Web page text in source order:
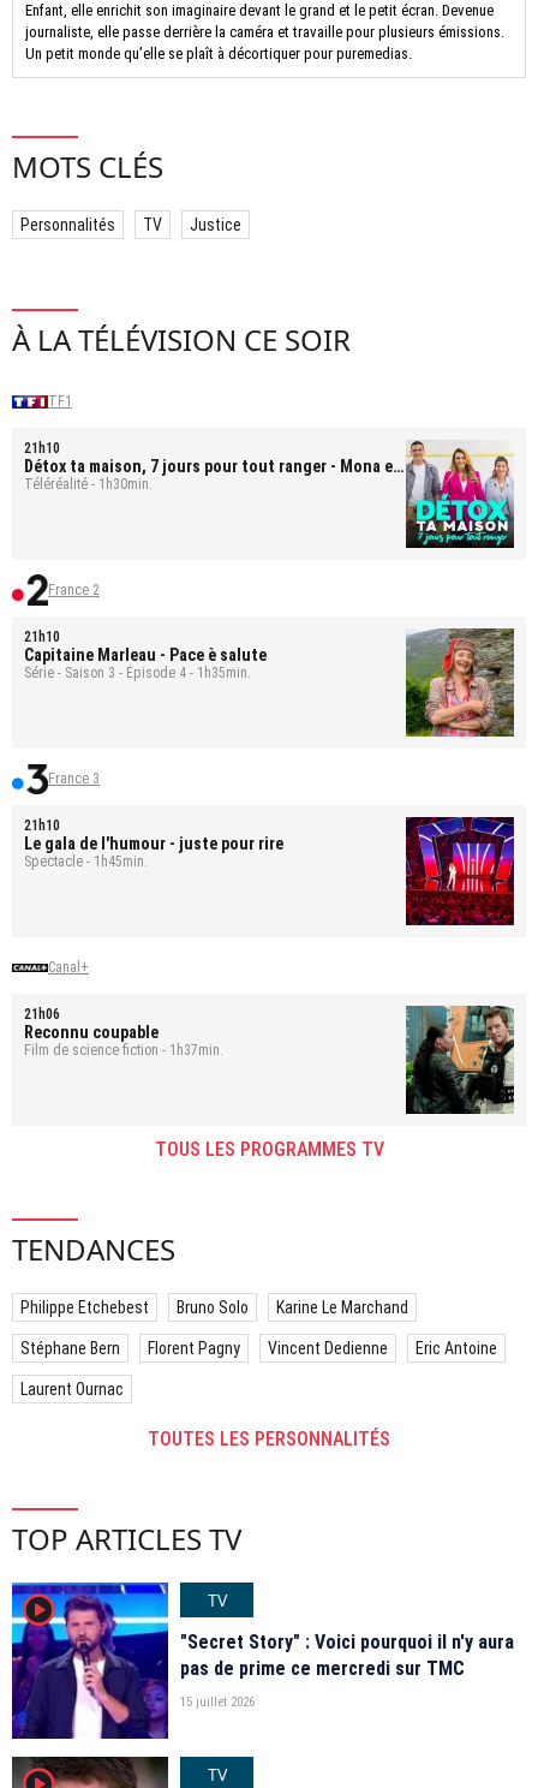
Enfant, elle enrichit son imaginaire devant le grand et le petit écran. Devenue
journaliste, elle passe derrière la caméra et travaille pour plusieurs émissions.
Un petit monde qu’elle se plaît à décortiquer pour puremedias.
MOTS CLÉS
Personnalités TV Justice
À LA TÉLÉVISION CE SOIR
TF1
21h10
Détox ta maison, 7 jours pour tout ranger - Mona et
Bastien
Téléréalité - 1h30min.
France 2
21h10
Capitaine Marleau - Pace è salute
Série - Saison 3 - Épisode 4 - 1h35min.
France 3
21h10
Le gala de l'humour - juste pour rire
Spectacle - 1h45min.
Canal+
21h06
Reconnu coupable
Film de science fiction - 1h37min.
TOUS LES PROGRAMMES TV
TENDANCES
Philippe Etchebest Bruno Solo Karine Le Marchand
Stéphane Bern Florent Pagny Vincent Dedienne Eric Antoine
Laurent Ournac
TOUTES LES PERSONNALITÉS
TOP ARTICLES TV
player2
TV
"Secret Story" : Voici pourquoi il n'y aura
pas de prime ce mercredi sur TMC
15 juillet 2026
TV